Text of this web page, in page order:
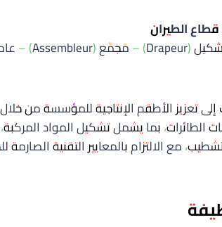
تعزيز الأطقم الإنتاجية للمؤسسة من
الطائرات، بما يشمل تشكيل المواد
مع الالتزام بالمعايير التقنية